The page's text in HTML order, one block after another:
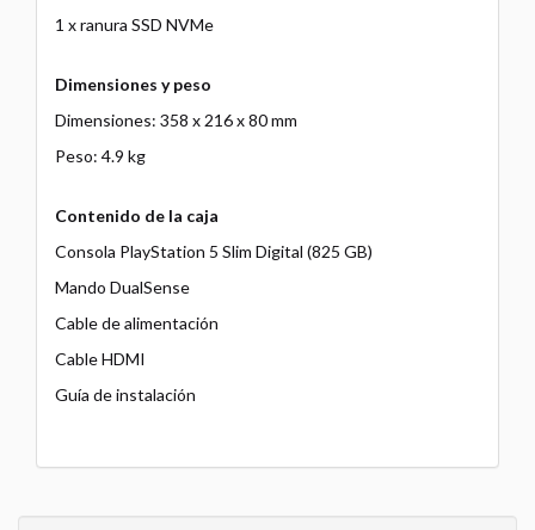
1 x ranura SSD NVMe
Dimensiones y peso
Dimensiones: 358 x 216 x 80 mm
Peso: 4.9 kg
Contenido de la caja
Consola PlayStation 5 Slim Digital (825 GB)
Mando DualSense
Cable de alimentación
Cable HDMI
Guía de instalación